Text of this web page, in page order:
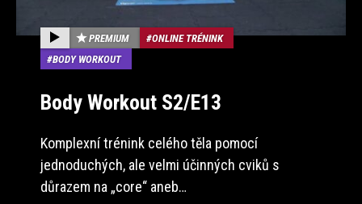
PREMIUM
ONLINE TRÉNINK
BODY WORKOUT
Body Workout S2/E13
Komplexní trénink celého těla pomocí
jednoduchých, ale velmi účinných cviků s
důrazem na „core“ aneb…